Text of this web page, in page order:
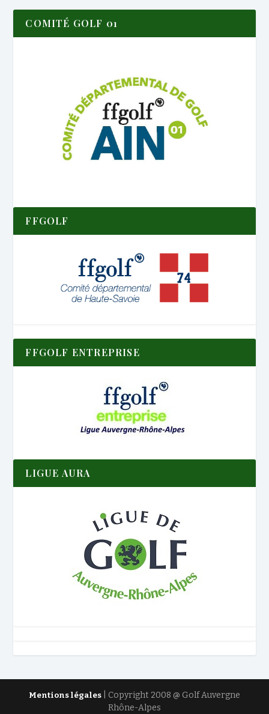
COMITÉ GOLF 01
FFGOLF
FFGOLF ENTREPRISE
LIGUE AURA
Mentions légales | Copyright 2008 @ Golf Auvergne
Rhône-Alpes